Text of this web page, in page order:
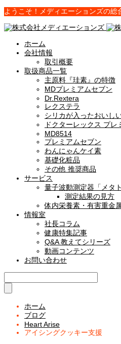
ようこそ！メディエーションズの総
ホーム
会社情報
取引概要
取扱商品一覧
主原料『珪素』の特徴
MDプレミアムセブン
Dr.Rextera
レクステラ
シリカが入ったおいし
ドクターレックス プレ
MD8514
プレミアムセブン
わんにゃんケイ素
基礎化粧品
その他 推奨商品
サービス
量子波動測定器「メタト
測定結果の見方
体内栄養素・有害重金
情報室
社長コラム
健康特集記事
Q&A 教えてシリーズ
動画コンテンツ
お問い合わせ
ホーム
ブログ
Heart Arise
アイシングクッキー支援